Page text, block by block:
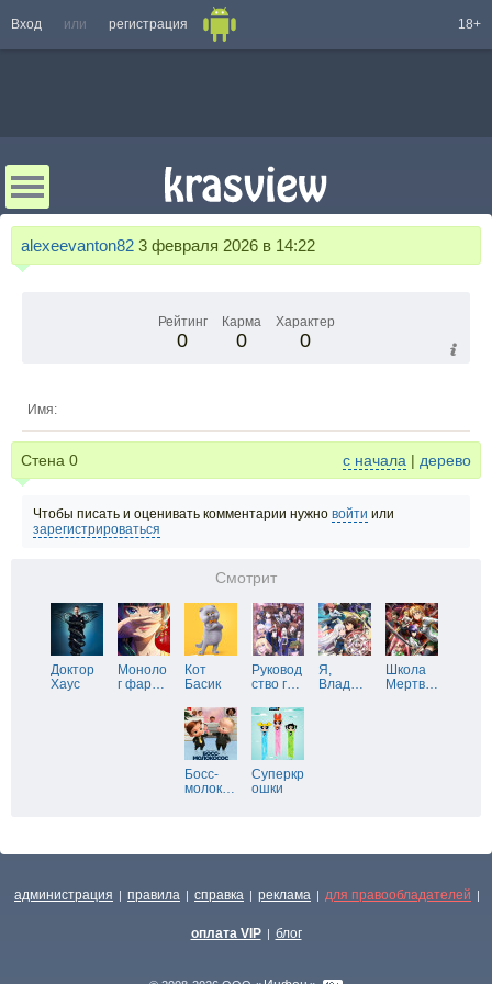
Вход или регистрация 18+
alexeevanton82 3 февраля 2026 в 14:22
Рейтинг
0
Карма
0
Характер
0
Имя:
Стена 0 с начала | дерево
Чтобы писать и оценивать комментарии нужно войти или
зарегистрироваться
Смотрит
Доктор
Хаус
Моноло
г фар…
Кот
Басик
Руковод
ство г…
Я,
Влад…
Школа
Мертв…
Босс-
молок…
Суперкр
ошки
администрация | правила | справка | реклама | для правообладателей |
оплата VIP | блог